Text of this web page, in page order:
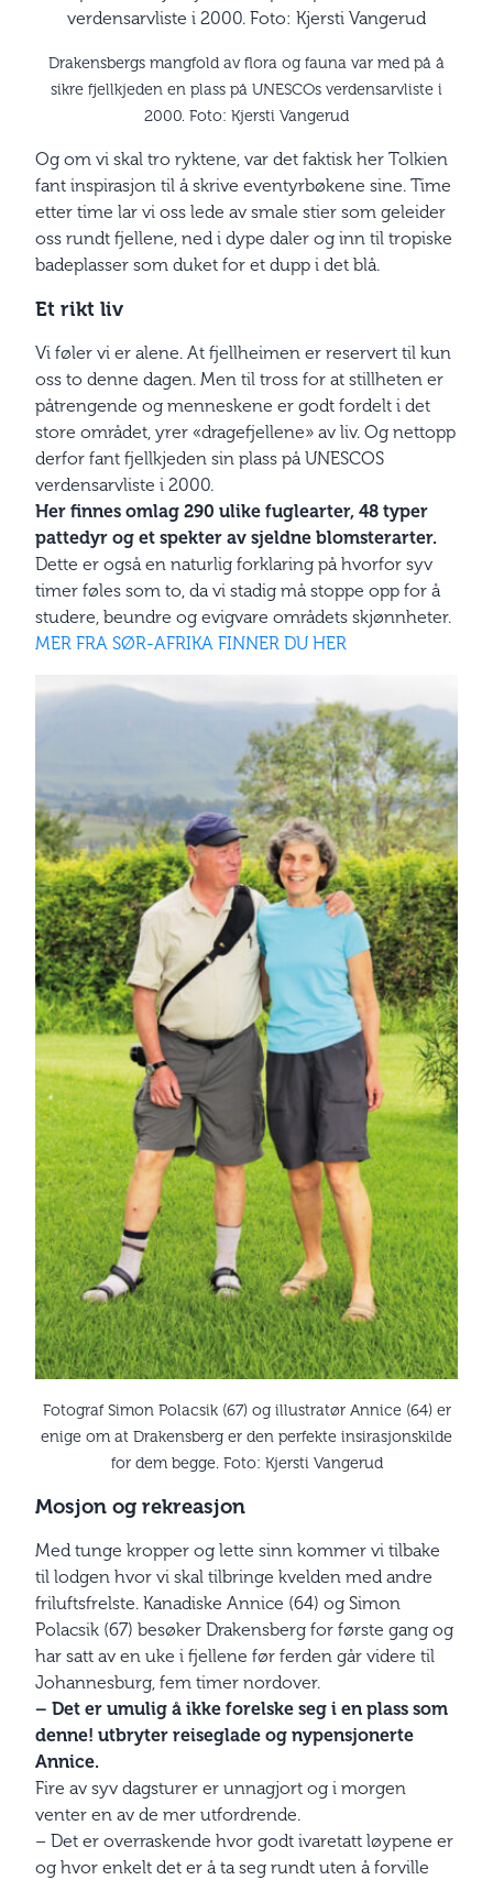
Drakensbergs mangfold av flora og fauna var med på å
sikre fjellkjeden en plass på UNESCOs verdensarvliste i
2000. Foto: Kjersti Vangerud
Og om vi skal tro ryktene, var det faktisk her Tolkien
fant inspirasjon til å skrive eventyrbøkene sine. Time
etter time lar vi oss lede av smale stier som geleider
oss rundt fjellene, ned i dype daler og inn til tropiske
badeplasser som duket for et dupp i det blå.
Et rikt liv
Vi føler vi er alene. At fjellheimen er reservert til kun
oss to denne dagen. Men til tross for at stillheten er
påtrengende og menneskene er godt fordelt i det
store området, yrer «dragefjellene» av liv. Og nettopp
derfor fant fjellkjeden sin plass på UNESCOS
verdensarvliste i 2000.
Her finnes omlag 290 ulike fuglearter, 48 typer
pattedyr og et spekter av sjeldne blomsterarter.
Dette er også en naturlig forklaring på hvorfor syv
timer føles som to, da vi stadig må stoppe opp for å
studere, beundre og evigvare områdets skjønnheter.
MER FRA SØR-AFRIKA FINNER DU HER
Fotograf Simon Polacsik (67) og illustratør Annice (64) er
enige om at Drakensberg er den perfekte insirasjonskilde
for dem begge. Foto: Kjersti Vangerud
Mosjon og rekreasjon
Med tunge kropper og lette sinn kommer vi tilbake
til lodgen hvor vi skal tilbringe kvelden med andre
friluftsfrelste. Kanadiske Annice (64) og Simon
Polacsik (67) besøker Drakensberg for første gang og
har satt av en uke i fjellene før ferden går videre til
Johannesburg, fem timer nordover.
– Det er umulig å ikke forelske seg i en plass som
denne! utbryter reiseglade og nypensjonerte
Annice.
Fire av syv dagsturer er unnagjort og i morgen
venter en av de mer utfordrende.
– Det er overraskende hvor godt ivaretatt løypene er
og hvor enkelt det er å ta seg rundt uten å forville